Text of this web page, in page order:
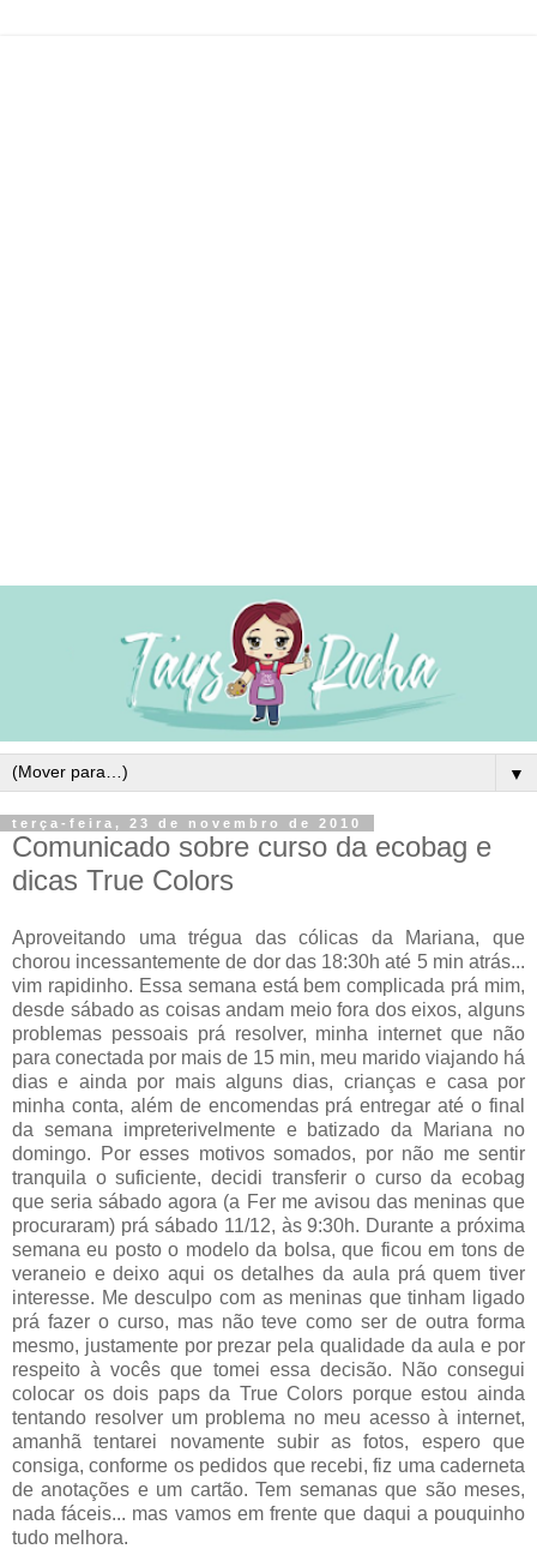
▼
terça-feira, 23 de novembro de 2010
Comunicado sobre curso da ecobag e
dicas True Colors
Aproveitando uma trégua das cólicas da Mariana, que
chorou incessantemente de dor das 18:30h até 5 min atrás...
vim rapidinho. Essa semana está bem complicada prá mim,
desde sábado as coisas andam meio fora dos eixos, alguns
problemas pessoais prá resolver, minha internet que não
para conectada por mais de 15 min, meu marido viajando há
dias e ainda por mais alguns dias, crianças e casa por
minha conta, além de encomendas prá entregar até o final
da semana impreterivelmente e batizado da Mariana no
domingo. Por esses motivos somados, por não me sentir
tranquila o suficiente, decidi transferir o curso da ecobag
que seria sábado agora (a Fer me avisou das meninas que
procuraram) prá sábado 11/12, às 9:30h. Durante a próxima
semana eu posto o modelo da bolsa, que ficou em tons de
veraneio e deixo aqui os detalhes da aula prá quem tiver
interesse. Me desculpo com as meninas que tinham ligado
prá fazer o curso, mas não teve como ser de outra forma
mesmo, justamente por prezar pela qualidade da aula e por
respeito à vocês que tomei essa decisão. Não consegui
colocar os dois paps da True Colors porque estou ainda
tentando resolver um problema no meu acesso à internet,
amanhã tentarei novamente subir as fotos, espero que
consiga, conforme os pedidos que recebi, fiz uma caderneta
de anotações e um cartão. Tem semanas que são meses,
nada fáceis... mas vamos em frente que daqui a pouquinho
tudo melhora.